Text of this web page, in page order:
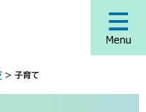
> 子育て